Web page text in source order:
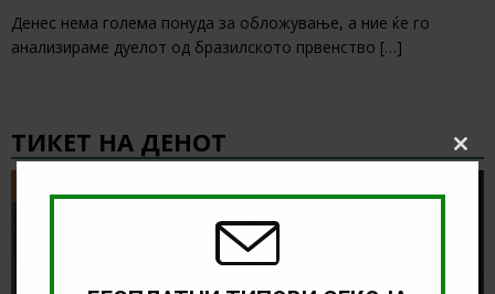
Денес нема голема понуда за обложување, а ние ќе го
анализираме дуелот од бразилското првенство […]
ТИКЕТ НА ДЕНОТ
Close
this